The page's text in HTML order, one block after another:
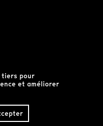
tiers pour
et améliorer